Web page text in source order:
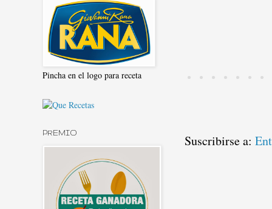
Suscribirse a:
Pincha en el logo para receta
PREMIO